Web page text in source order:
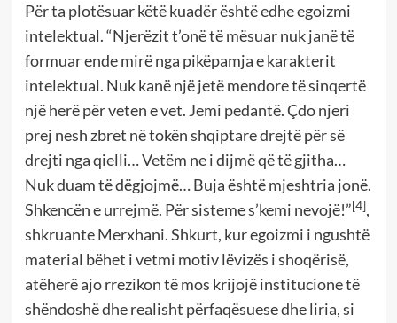
Për ta plotësuar këtë kuadër është edhe egoizmi
intelektual. “Njerëzit t’onë të mësuar nuk janë të
formuar ende mirë nga pikëpamja e karakterit
intelektual. Nuk kanë një jetë mendore të sinqertë
një herë për veten e vet. Jemi pedantë. Çdo njeri
prej nesh zbret në tokën shqiptare drejtë për së
drejti nga qielli… Vetëm ne i dijmë që të gjitha…
Nuk duam të dëgjojmë… Buja është mjeshtria jonë.
Shkencën e urrejmë. Për sisteme s’kemi nevojë!”[4],
shkruante Merxhani. Shkurt, kur egoizmi i ngushtë
material bëhet i vetmi motiv lëvizës i shoqërisë,
atëherë ajo rrezikon të mos krijojë institucione të
shëndoshë dhe realisht përfaqësuese dhe liria, si